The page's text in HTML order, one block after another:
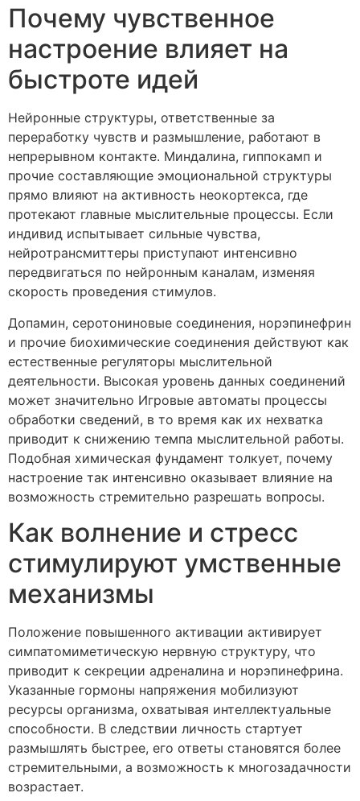
Почему чувственное
настроение влияет на
быстроте идей
Нейронные структуры, ответственные за
переработку чувств и размышление, работают в
непрерывном контакте. Миндалина, гиппокамп и
прочие составляющие эмоциональной структуры
прямо влияют на активность неокортекса, где
протекают главные мыслительные процессы. Если
индивид испытывает сильные чувства,
нейротрансмиттеры приступают интенсивно
передвигаться по нейронным каналам, изменяя
скорость проведения стимулов.
Допамин, серотониновые соединения, норэпинефрин
и прочие биохимические соединения действуют как
естественные регуляторы мыслительной
деятельности. Высокая уровень данных соединений
может значительно Игровые автоматы процессы
обработки сведений, в то время как их нехватка
приводит к снижению темпа мыслительной работы.
Подобная химическая фундамент толкует, почему
настроение так интенсивно оказывает влияние на
возможность стремительно разрешать вопросы.
Как волнение и стресс
стимулируют умственные
механизмы
Положение повышенного активации активирует
симпатомиметическую нервную структуру, что
приводит к секреции адреналина и норэпинефрина.
Указанные гормоны напряжения мобилизуют
ресурсы организма, охватывая интеллектуальные
способности. В следствии личность стартует
размышлять быстрее, его ответы становятся более
стремительными, а возможность к многозадачности
возрастает.